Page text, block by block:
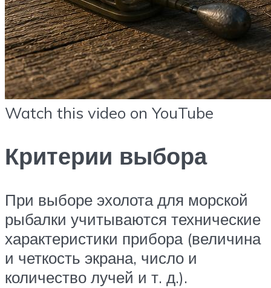
Watch this video on YouTube
Критерии выбора
При выборе эхолота для морской
рыбалки учитываются технические
характеристики прибора (величина
и четкость экрана, число и
количество лучей и т. д.).